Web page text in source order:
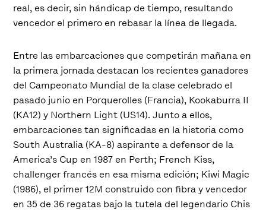
real, es decir, sin hándicap de tiempo, resultando
vencedor el primero en rebasar la línea de llegada.
Entre las embarcaciones que competirán mañana en
la primera jornada destacan los recientes ganadores
del Campeonato Mundial de la clase celebrado el
pasado junio en Porquerolles (Francia), Kookaburra II
(KA12) y Northern Light (US14). Junto a ellos,
embarcaciones tan significadas en la historia como
South Australia (KA-8) aspirante a defensor de la
America’s Cup en 1987 en Perth; French Kiss,
challenger francés en esa misma edición; Kiwi Magic
(1986), el primer 12M construido con fibra y vencedor
en 35 de 36 regatas bajo la tutela del legendario Chis